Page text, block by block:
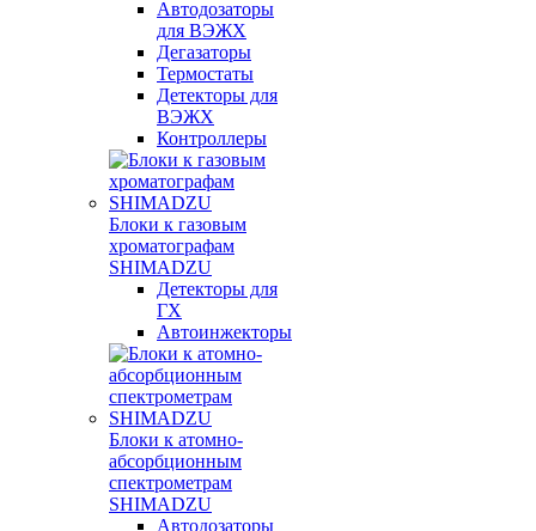
Автодозаторы
для ВЭЖХ
Дегазаторы
Термостаты
Детекторы для
ВЭЖХ
Контроллеры
Блоки к газовым
хроматографам
SHIMADZU
Детекторы для
ГХ
Автоинжекторы
Блоки к атомно-
абсорбционным
спектрометрам
SHIMADZU
Автодозаторы